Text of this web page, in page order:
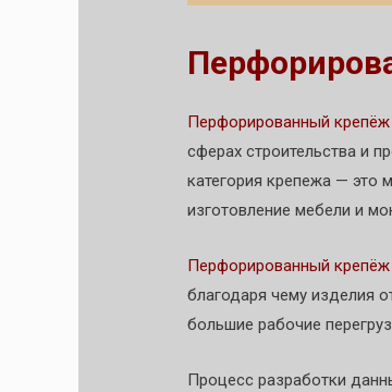
Перфорированный крепёж
сферах строительства и
категория крепежа — это
изготовление мебели и
Перфорированный крепёж
благодаря чему изделия
большие рабочие
Процесс разработки